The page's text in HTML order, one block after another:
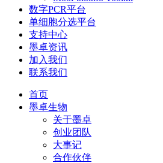
数字PCR平台
单细胞分选平台
支持中心
墨卓资讯
加入我们
联系我们
首页
墨卓生物
关于墨卓
创业团队
大事记
合作伙伴